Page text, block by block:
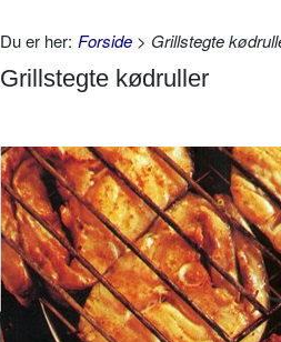
Du er her: Forside > Grillstegte
Grillstegte kødruller